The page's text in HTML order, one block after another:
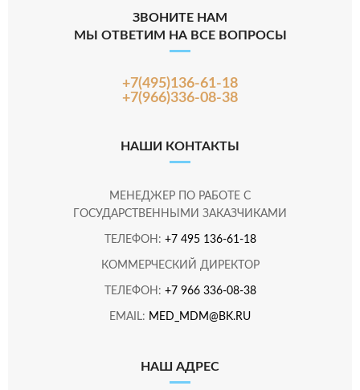
ЗВОНИТЕ НАМ
МЫ ОТВЕТИМ НА ВСЕ ВОПРОСЫ
+7(495)136-61-18
+7(966)336-08-38
НАШИ КОНТАКТЫ
МЕНЕДЖЕР ПО РАБОТЕ С
ГОСУДАРСТВЕННЫМИ ЗАКАЗЧИКАМИ
ТЕЛЕФОН: +7 495 136-61-18
КОММЕРЧЕСКИЙ ДИРЕКТОР
ТЕЛЕФОН: +7 966 336-08-38
EMAIL: MED_MDM@BK.RU
НАШ АДРЕС